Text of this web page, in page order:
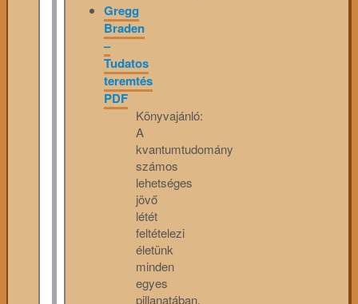
Gregg
Braden
–
Tudatos
teremtés
PDF
Könyvajánló:
A
kvantumtudomány
számos
lehetséges
jövő
létét
feltételezi
életünk
minden
egyes
pillanatában.